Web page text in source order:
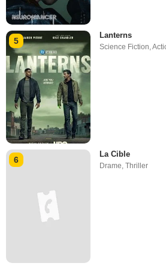
5
Lanterns
Science Fiction,
6
La Cible
Drame,Thriller